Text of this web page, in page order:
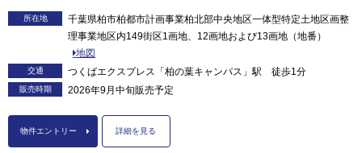
所在地
千葉県柏市柏都市計画事業柏北部中央地区一体型特定土地区画整
理事業地区内149街区1画地、12画地および13画地（地番）
地図
交通 つくばエクスプレス「柏の葉キャンパス」駅 徒歩1分
販売時期 2026年9月中旬販売予定
物件エントリー 詳細を見る